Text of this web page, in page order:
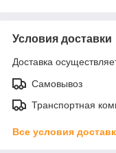
Условия доставки
Доставка
Самовывоз
Транспортная
Все условия